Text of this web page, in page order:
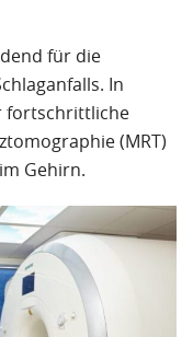
für die
In
fortschrittliche
(MRT)
Gehirn.